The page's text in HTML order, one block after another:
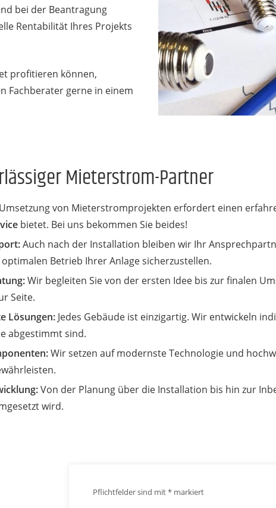
bei der Beantragung
Rentabilität Ihres Projekts
profitieren können,
Fachberater gerne in einem
Mieterstrom-Partner
von Mieterstromprojekten erfordert einen
bietet. Bei uns bekommen Sie beides!
Auch nach der Installation bleiben wir Ihr
Betrieb Ihrer Anlage sicherzustellen.
Wir begleiten Sie von der ersten Idee bis zur finalen
Seite.
Lösungen:Jedes Gebäude ist einzigartig. Wir entwickeln
abgestimmt sind.
Wir setzen auf modernste Technologie und
Von der Planung über die Installation bis hin zur
wird.
Pflichtfelder sind mit* markiert